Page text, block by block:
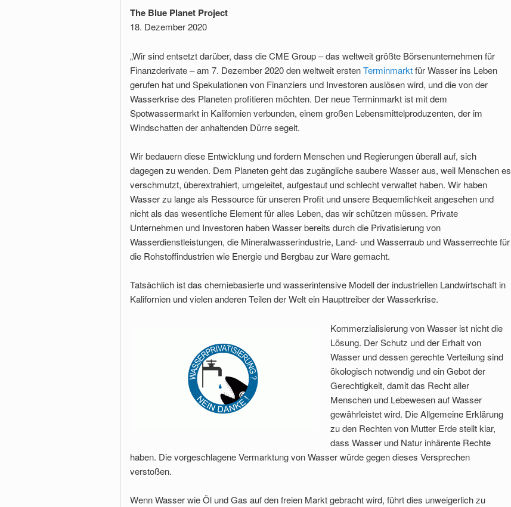
The Blue Planet Project
18. Dezember 2020
„Wir sind entsetzt darüber, dass die CME Group – das weltweit größte Börsenunternehmen für
Finanzderivate – am 7. Dezember 2020 den weltweit erstenTerminmarktfür Wasser ins Leben
gerufen hat und Spekulationen von Finanziers und Investoren auslösen wird, und die von der
Wasserkrise des Planeten profitieren möchten. Der neue Terminmarkt ist mit dem
Spotwassermarkt in Kalifornien verbunden, einem großen Lebensmittelproduzenten, der im
Windschatten der anhaltenden Dürre segelt.
Wir bedauern diese Entwicklung und fordern Menschen und Regierungen überall auf, sich
dagegen zu wenden. Dem Planeten geht das zugängliche saubere Wasser aus, weil Menschen es
verschmutzt, überextrahiert, umgeleitet, aufgestaut und schlecht verwaltet haben. Wir haben
Wasser zu lange als Ressource für unseren Profit und unsere Bequemlichkeit angesehen und
nicht als das wesentliche Element für alles Leben, das wir schützen müssen. Private
Unternehmen und Investoren haben Wasser bereits durch die Privatisierung von
Wasserdienstleistungen, die Mineralwasserindustrie, Land- und Wasserraub und Wasserrechte für
die Rohstoffindustrien wie Energie und Bergbau zur Ware gemacht.
Tatsächlich ist das chemiebasierte und wasserintensive Modell der industriellen Landwirtschaft in
Kalifornien und vielen anderen Teilen der Welt ein Haupttreiber der Wasserkrise.
Kommerzialisierung von Wasser ist nicht die
Lösung. Der Schutz und der Erhalt von
Wasser und dessen gerechte Verteilung sind
ökologisch notwendig und ein Gebot der
Gerechtigkeit, damit das Recht aller
Menschen und Lebewesen auf Wasser
gewährleistet wird. Die Allgemeine Erklärung
zu den Rechten von Mutter Erde stellt klar,
dass Wasser und Natur inhärente Rechte
haben. Die vorgeschlagene Vermarktung von Wasser würde gegen dieses Versprechen
verstoßen.
Wenn Wasser wie Öl und Gas auf den freien Markt gebracht wird, führt dies unweigerlich zu